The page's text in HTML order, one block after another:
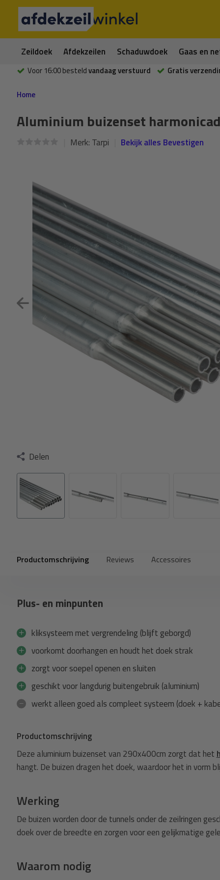
Zeildoek Afdekzeilen Schaduwdoek Gaas en
Voor 16:00 besteldvandaag verstuurd Gratis
Home
Aluminium buizenset
Merk: Tarpi Bekijk alles Bevestigen
Delen
Productomschrijving Reviews Accessoires
Plus- en minpunten
kliksysteem met vergrendeling (blijft geborgd)
voorkomt doorhangen en houdt het doek strak
zorgt voor soepel openen en sluiten
geschikt voor langdurig buitengebruik (aluminium)
werkt alleen goed als compleet systeem (doek +
Productomschrijving
Deze aluminium buizenset van 290x400cm zorgt dat het
hangt. De buizen dragen het doek, waardoor het in vorm
Werking
De buizen worden door de tunnels onder de zeilringen
doek over de breedte en zorgen voor een gelijkmatige
Waarom nodig